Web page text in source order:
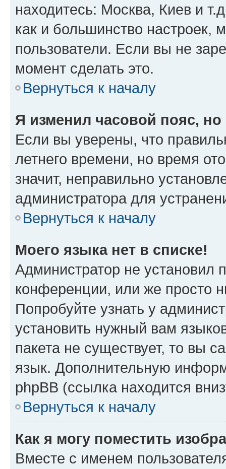
находитесь: Москва, Киев и
как и большинство настроек,
пользователи. Если вы не
момент сделать это.
Вернуться к началу
Я изменил часовой пояс,
Если вы уверены, что
летнего времени, но время
значит, неправильно
администратора для
Вернуться к началу
Моего языка нет в списке!
Администратор не установил
конференции, или же просто
Попробуйте узнать у
установить нужный вам
пакета не существует, то вы
язык. Дополнительную
phpBB (ссылка находится
Вернуться к началу
Как я могу поместить
Вместе с именем